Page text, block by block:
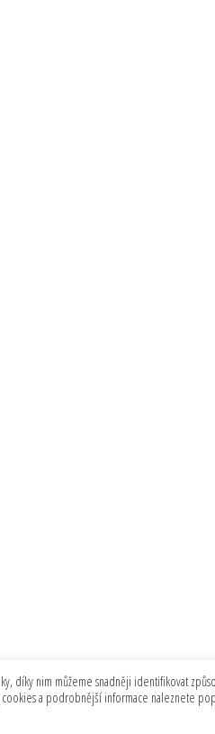
díky nim můžeme snadněji identifikovat
a podrobnější informace naleznete